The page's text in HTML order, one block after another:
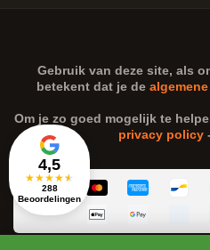
4,5
★★★★★
288
Beoordelingen
Gebruik van deze site, als
betekent dat je de
Om je zo goed mogelijk te
privacy policy -